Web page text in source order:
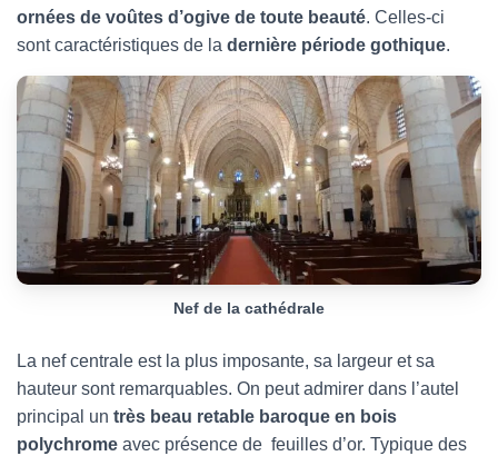
ornées de voûtes d’ogive de toute beauté. Celles-ci
sont caractéristiques de la dernière période gothique.
Nef de la cathédrale
La nef centrale est la plus imposante, sa largeur et sa
hauteur sont remarquables. On peut admirer dans l’autel
principal un très beau retable baroque en bois
polychrome avec présence de feuilles d’or. Typique des